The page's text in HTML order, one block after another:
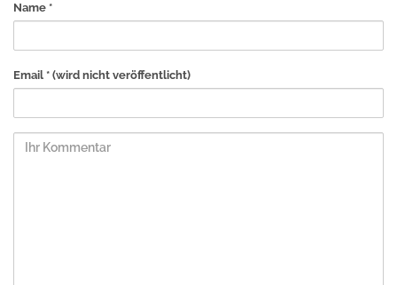
Name *
Email * (wird nicht veröffentlicht)